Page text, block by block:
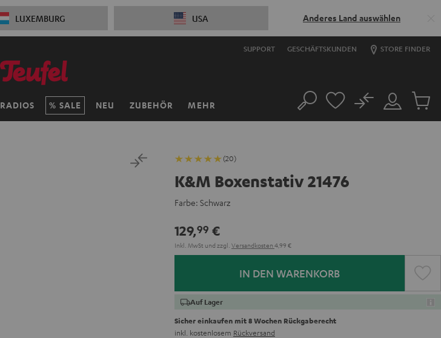
LUXEMBURG USA Anderes Land auswählen
SUPPORT GESCHÄFTSKUNDEN STORE FINDER
RADIOS SALE NEU ZUBEHÖR MEHR Suche
Mein
Konto
No
Artikel
(20)
K&M Boxenstativ 21476
Farbe: Schwarz
129,99 €
Inkl. MwSt und zzgl. Versandkosten 4,99 €
IN DEN WARENKORB
Auf Lager
Sicher einkaufen mit 8 Wochen Rückgaberecht
inkl. kostenlosem Rückversand